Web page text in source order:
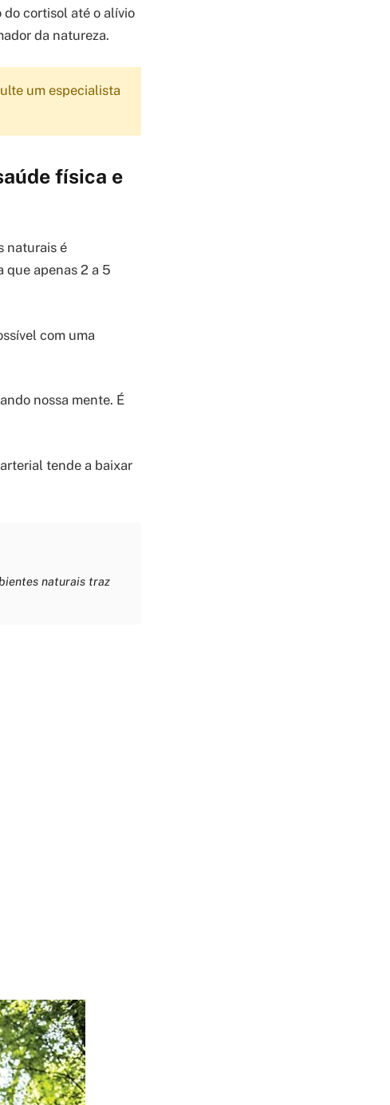
do cortisol até o alívio
da natureza.
um especialista
física e
naturais é
que apenas 2 a 5
com uma
nossa mente. É
tende a baixar
naturais traz